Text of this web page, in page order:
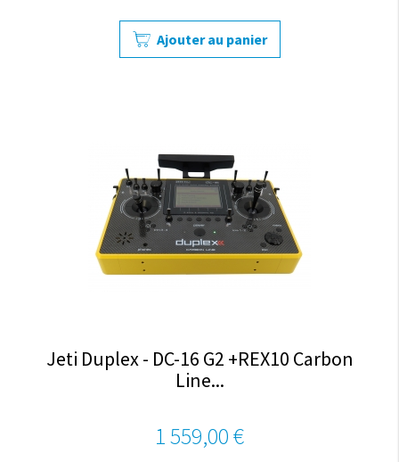
Ajouter au panier
Jeti Duplex - DC-16 G2 +REX10 Carbon
Line...
1 559,00 €